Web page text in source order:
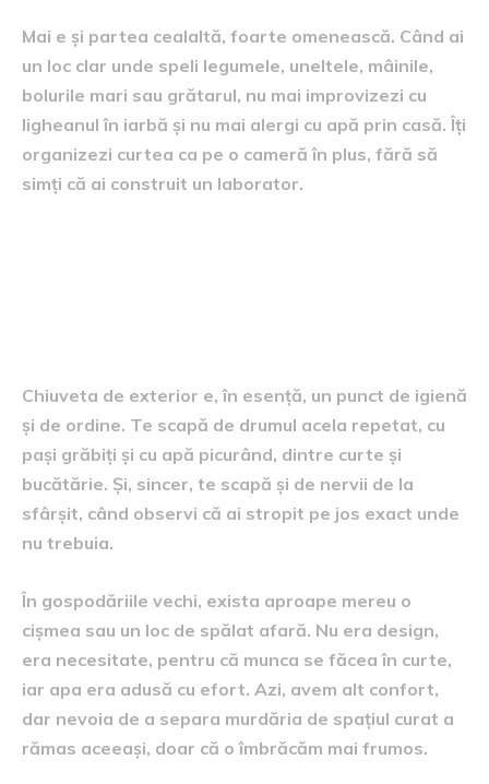
Mai e și partea cealaltă, foarte omenească. Când ai
un loc clar unde speli legumele, uneltele, mâinile,
bolurile mari sau grătarul, nu mai improvizezi cu
ligheanul în iarbă și nu mai alergi cu apă prin casă. Îți
organizezi curtea ca pe o cameră în plus, fără să
simți că ai construit un laborator.
Chiuveta de exterior e, în esență, un punct de igienă
și de ordine. Te scapă de drumul acela repetat, cu
pași grăbiți și cu apă picurând, dintre curte și
bucătărie. Și, sincer, te scapă și de nervii de la
sfârșit, când observi că ai stropit pe jos exact unde
nu trebuia.
În gospodăriile vechi, exista aproape mereu o
cișmea sau un loc de spălat afară. Nu era design,
era necesitate, pentru că munca se făcea în curte,
iar apa era adusă cu efort. Azi, avem alt confort,
dar nevoia de a separa murdăria de spațiul curat a
rămas aceeași, doar că o îmbrăcăm mai frumos.